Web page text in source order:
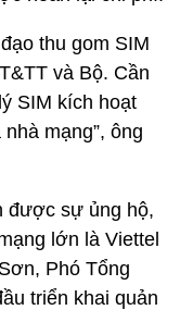
thu gom SIM
và Bộ. Cần
SIM kích hoạt
mạng”, ông
được sự ủng hộ,
lớn là Viettel
Phó Tổng
triển khai quản